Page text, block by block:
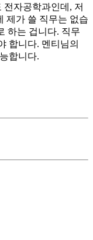
전자공학과인데, 저
제가 쓸 직무는 없습
하는 겁니다. 직무
합니다. 멘티님의
합니다.